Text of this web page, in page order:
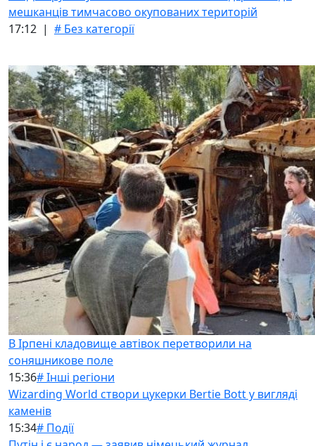
мешканців тимчасово окупованих територій
17:12 | # Без категорії
В Ірпені кладовище автівок перетворили на
соняшникове поле
15:36# Інші регіони
Wizarding World створи цукерки Bertie Bott у вигляді
каменів
15:34# Події